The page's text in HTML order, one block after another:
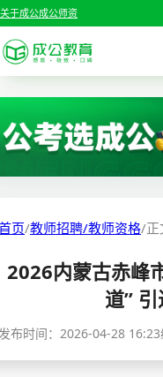
关于成公成公师资
考试公告
职位表
准考证打印
成绩查询
分数线
页/教师招聘/教师资格/正
2026内蒙古赤峰
道”
布时间： 2026-04-28 16:23